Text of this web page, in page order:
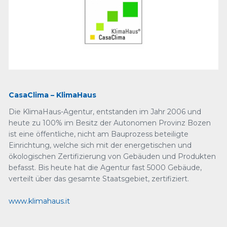
CasaClima – KlimaHaus
Die KlimaHaus-Agentur, entstanden im Jahr 2006 und
heute zu 100% im Besitz der Autonomen Provinz Bozen
ist eine öffentliche, nicht am Bauprozess beteiligte
Einrichtung, welche sich mit der energetischen und
ökologischen Zertifizierung von Gebäuden und Produkten
befasst. Bis heute hat die Agentur fast 5000 Gebäude,
verteilt über das gesamte Staatsgebiet, zertifiziert.
www.klimahaus.it